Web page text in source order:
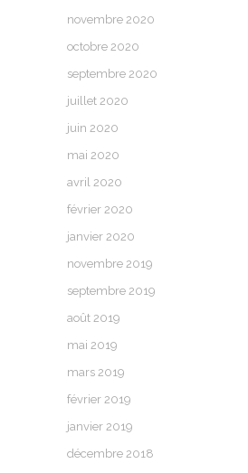
novembre 2020
octobre 2020
septembre 2020
juillet 2020
juin 2020
mai 2020
avril 2020
février 2020
janvier 2020
novembre 2019
septembre 2019
août 2019
mai 2019
mars 2019
février 2019
janvier 2019
décembre 2018